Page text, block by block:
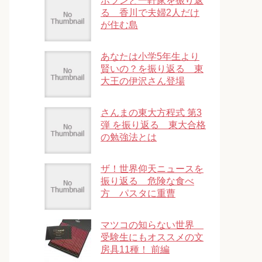
る 香川で夫婦2人だけ
が住む島
あなたは小学5年生より
賢いの？を振り返る 東
大王の伊沢さん登場
さんまの東大方程式 第3
弾 を振り返る 東大合格
の勉強法とは
ザ！世界仰天ニュースを
振り返る 危険な食べ
方 パスタに重曹
マツコの知らない世界
受験生にもオススメの文
房具11種！ 前編